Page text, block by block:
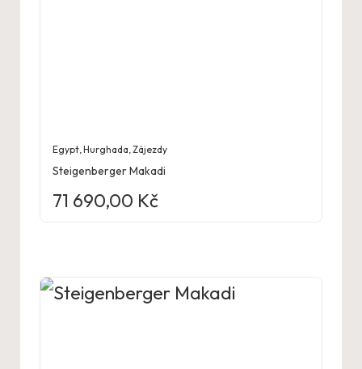
Egypt,Hurghada,Zájezdy
Steigenberger Makadi
71 690,00 Kč